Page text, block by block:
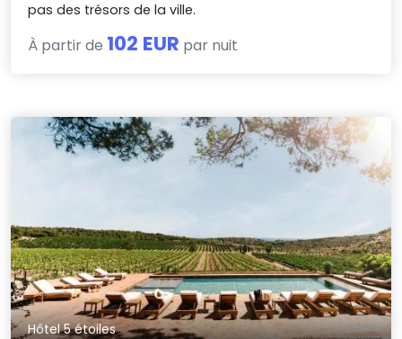
pas des trésors de la ville.
À partir de 102 EUR par nuit
Hôtel 5 étoiles